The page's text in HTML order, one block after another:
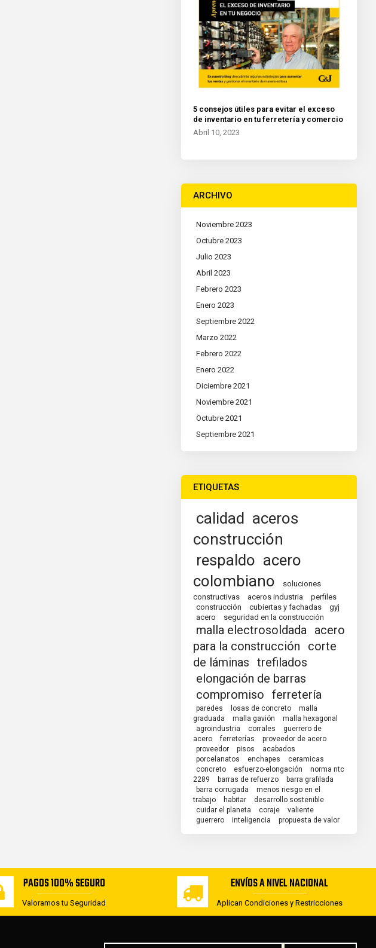
5 consejos útiles para evitar el exceso
de inventario en tu ferretería y comercio
Abril 10, 2023
ARCHIVO
Noviembre 2023
Octubre 2023
Julio 2023
Abril 2023
Febrero 2023
Enero 2023
Septiembre 2022
Marzo 2022
Febrero 2022
Enero 2022
Diciembre 2021
Noviembre 2021
Octubre 2021
Septiembre 2021
ETIQUETAS
calidad aceros
construcción
respaldo acero
colombiano
soluciones
constructivas
aceros industria
perfiles
construcción
cubiertas y fachadas
gyj
acero
seguridad en la construcción
malla electrosoldada
acero
para la construcción
corte
de láminas trefilados
elongación de barras
compromiso ferretería
paredes losas de concreto
malla
graduada
malla gavión
malla hexagonal
agroindustria
corrales
guerrero de
acero
ferreterías
proveedor de acero
proveedor
pisos
acabados
porcelanatos
enchapes
ceramicas
concreto
esfuerzo-elongación
norma ntc
2289
barras de refuerzo
barra grafilada
barra corrugada
menos riesgo en el
trabajo
habitar
desarrollo sostenible
cuidar el planeta
coraje
valiente
guerrero
inteligencia propuesta de valor
PAGOS 100% SEGURO
Valoramos tu Seguridad
ENVÍOS A NIVEL NACIONAL
Aplican Condiciones y Restricciones